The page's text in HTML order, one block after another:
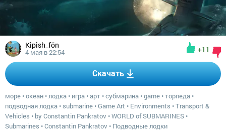
Kipish_fön
4 мая в 22:54 +11
Скачать
море •океан •лодка • игра •арт •субмарина •game •торпеда •
подводная лодка • submarine •Game Art • Environments •Transport &
Vehicles • by Constantin Pankratov •WORLD of SUBMARINES •
Submarines •Constantin Pankratov • Подводные лодки